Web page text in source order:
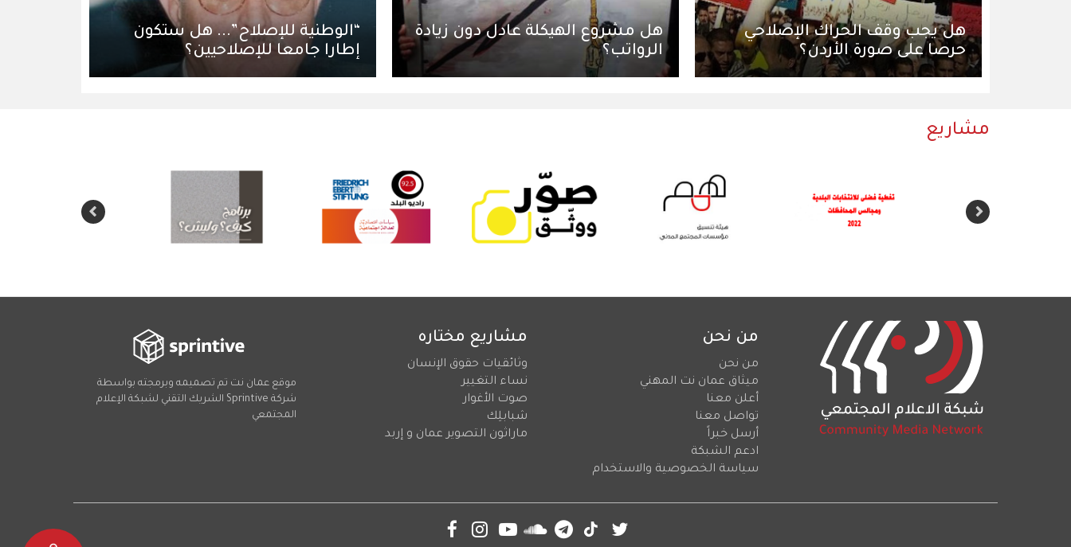
هل يجب وقف الحراك الإصلاحي
حرصا على صورة الأردن؟
هل مشروع الهيكلة عادل دون زيادة
الرواتب؟
“الوطنية للإصلاح”... هل ستكون
إطارا جامعا للإصلاحيين؟
مشاريع
من نحن
من نحن
ميثاق عمان نت المهني
أعلن معنا
تواصل معنا
أرسل خبراً
ادعم الشبكة
سياسة الخصوصية والاستخدام
مشاريع مختاره
وثائقيات حقوق الإنسان
نساء التغيير
صوت الأغوار
شبابلِك
ماراثون التصوير عمان و إربد
موقع عمان نت تم تصميمه وبرمجته بواسطة
شركة Sprintive الشريك التقني لشبكة الإعلام
المجتمعي